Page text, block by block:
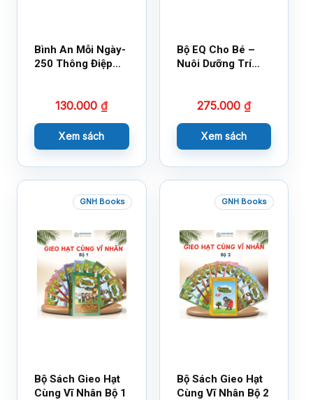
Bình An Mỗi Ngày-
250 Thông Điệp
130.000₫
Xem sách
Bộ EQ Cho Bé –
Nuôi Dưỡng Trí
275.000 ₫
Xem sách
GNH Books
Bộ Sách Gieo Hạt
Cùng Vĩ Nhân Bộ 1
GNH Books
Bộ Sách Gieo Hạt
Cùng Vĩ Nhân Bộ 2